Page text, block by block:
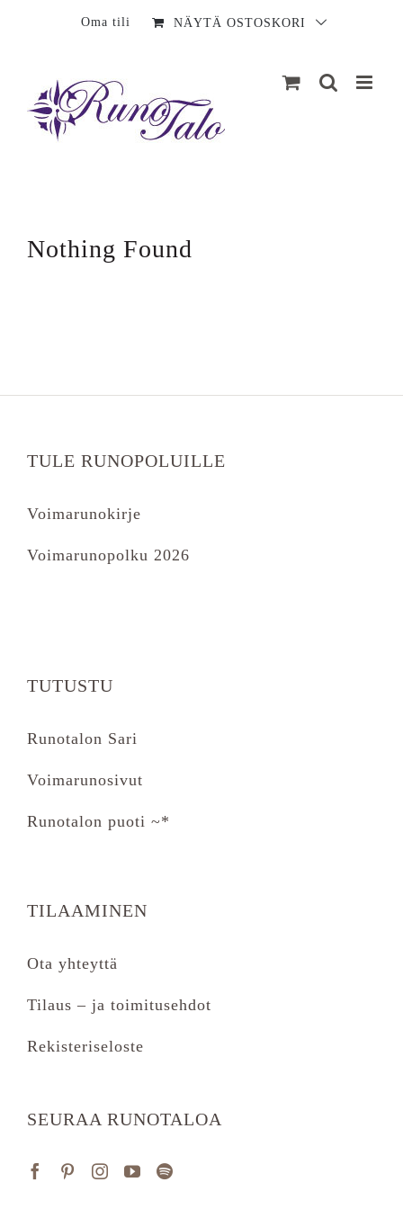
Oma tili NÄYTÄ OSTOSKORI
Nothing Found
TULE RUNOPOLUILLE
Voimarunokirje
Voimarunopolku 2026
TUTUSTU
Runotalon Sari
Voimarunosivut
Runotalon puoti ~*
TILAAMINEN
Ota yhteyttä
Tilaus – ja toimitusehdot
Rekisteriseloste
SEURAA RUNOTALOA